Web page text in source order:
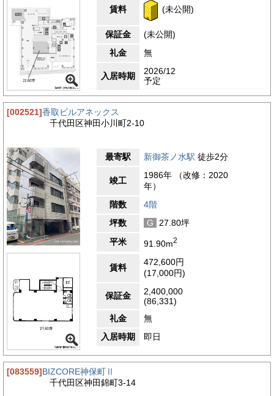
賃料 (未公開)
保証金
(未公開)
礼金
無
入居時期
2026/12
予定
[002521]香取ビルアネックス
千代田区神田小川町2-10
最寄駅 新御茶ノ水駅 徒歩2分
竣工
1986年 （改修：2020
年）
階数
4階
坪数
G
27.80坪
平米
91.90m2
賃料
472,600円
(17,000円)
保証金
2,400,000
(86,331)
礼金
無
入居時期
即日
[083559]BIZCORE神保町Ⅱ
千代田区神田錦町3-14